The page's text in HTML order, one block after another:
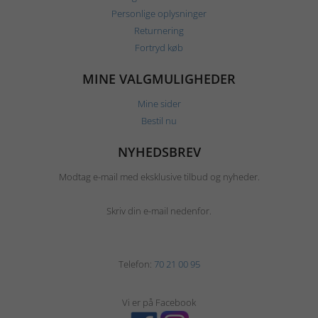
Personlige oplysninger
Returnering
Fortryd køb
MINE VALGMULIGHEDER
Mine sider
Bestil nu
NYHEDSBREV
Modtag e-mail med eksklusive tilbud og nyheder.
Skriv din e-mail nedenfor.
Telefon: 70 21 00 95
Vi er på Facebook